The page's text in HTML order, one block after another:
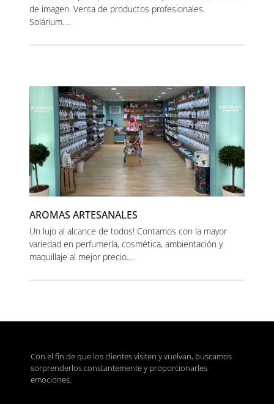
de imagen. Venta de productos profesionales.
Solárium....
AROMAS ARTESANALES
Un lujo al alcance de todos! Contamos con la mayor
variedad en perfumería, cosmética, ambientación y
maquillaje al mejor precio....
Con el fin de que los clientes visiten y vuelvan, buscamos
sorprenderlos constantemente y proporcionarles
emociones.